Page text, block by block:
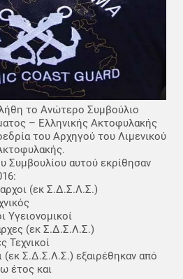
το Ανώτερο Συμβούλιο
– Ελληνικής Ακτοφυλακής
του Αρχηγού του Λιμενικού
Συμβουλίου αυτού εκρίθησαν
(εκ Σ.Δ.Σ.Λ.Σ.)
Υγειονομικοί
(εκ Σ.Δ.Σ.Λ.Σ.)
Τεχνικοί
(εκ Σ.Δ.Σ.Λ.Σ.) εξαιρέθηκαν από
έτος και